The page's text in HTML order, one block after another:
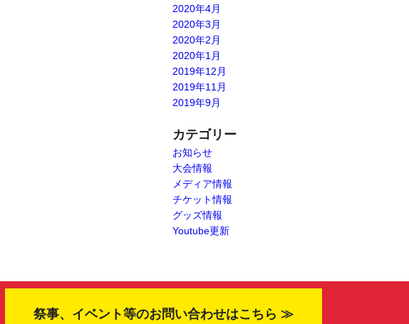
2020年4月
2020年3月
2020年2月
2020年1月
2019年12月
2019年11月
2019年9月
カテゴリー
お知らせ
大会情報
メディア情報
チケット情報
グッズ情報
Youtube更新
祭事、イベント等のお問い合わせはこちら ≫